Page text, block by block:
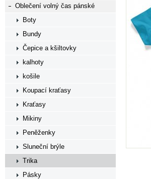
Oblečení volný čas pánské
Boty
Bundy
Čepice a kšiltovky
kalhoty
košile
Koupací kraťasy
Kraťasy
Mikiny
Peněženky
Sluneční brýle
Trika
Pásky